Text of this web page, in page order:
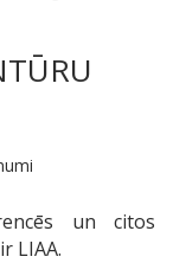
un citos
LIAA.